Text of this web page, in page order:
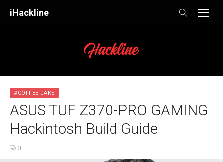
iHackline
#COFFEE LAKE
ASUS TUF Z370-PRO GAMING
Hackintosh Build Guide
0